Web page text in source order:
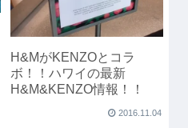
H&MがKENZOとコラ
ボ！！ハワイの最新
H&M&KENZO情報！！
2016.11.04